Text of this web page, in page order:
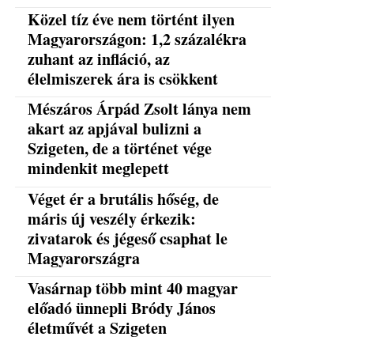
Közel tíz éve nem történt ilyen
Magyarországon: 1,2 százalékra
zuhant az infláció, az
élelmiszerek ára is csökkent
Mészáros Árpád Zsolt lánya nem
akart az apjával bulizni a
Szigeten, de a történet vége
mindenkit meglepett
Véget ér a brutális hőség, de
máris új veszély érkezik:
zivatarok és jégeső csaphat le
Magyarországra
Vasárnap több mint 40 magyar
előadó ünnepli Bródy János
életművét a Szigeten